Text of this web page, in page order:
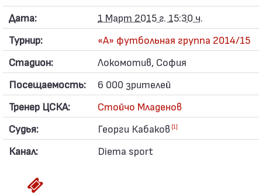
Дата:
1 Март 2015 г. 15:30 ч.
Турнир:
«А» футбольная группа 2014/15
Стадион:
Локомотив, София
Посещаемость:
6 000 зрителей
Тренер ЦСКА:
Стойчо Младенов
Судья:
Георги Кабаков [1]
Канал: Diema sport